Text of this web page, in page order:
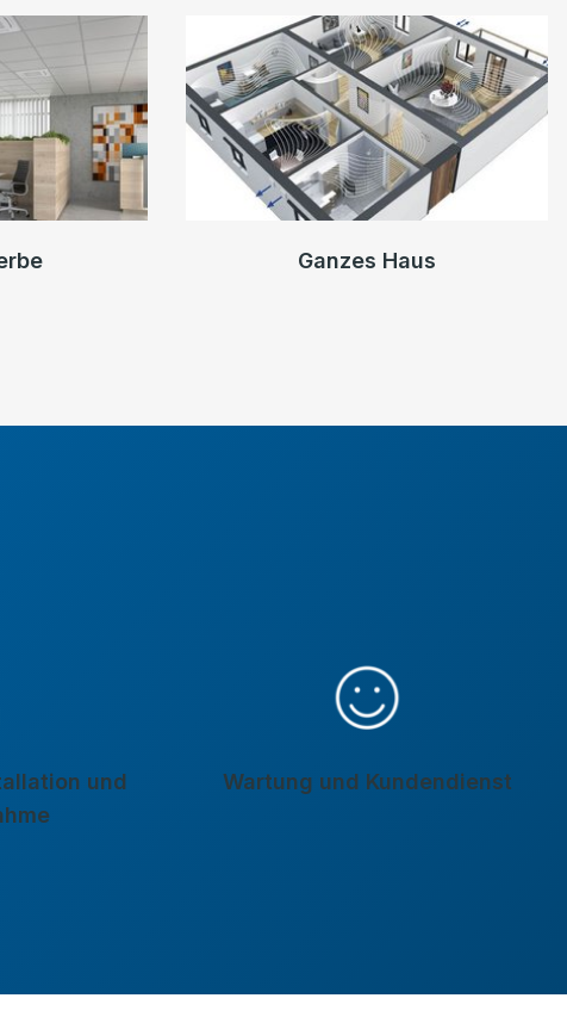
Ganzes Haus
und
Wartung und Kundendienst